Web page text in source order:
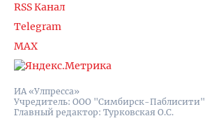
ИА «Улпресса»
Учредитель: ООО "Симбирск-Паблисити"
Главный редактор: Турковская О.С.
RSS Канал
Telegram
MAX